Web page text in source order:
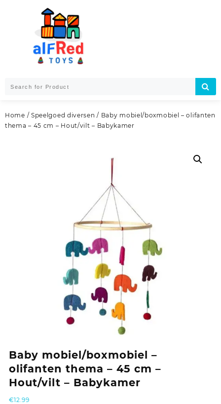
Home / Speelgoed diversen / Baby mobiel/boxmobiel – olifanten
thema – 45 cm – Hout/vilt – Babykamer
Baby mobiel/boxmobiel –
olifanten thema – 45 cm –
Hout/vilt – Babykamer
€12.99